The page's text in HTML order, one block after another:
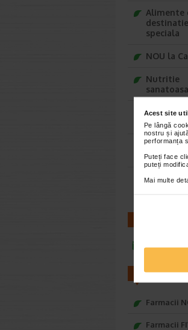
Acest site
Pe lângă
nostru și
performanța
Puteți face
puteți
Mai multe
Alimente
destinatie
speciala
NOU la
Nutritie
sanatoasa
Ce
Adora –
din prima
Seturi
FARMACII
Farmacii
Farmacii